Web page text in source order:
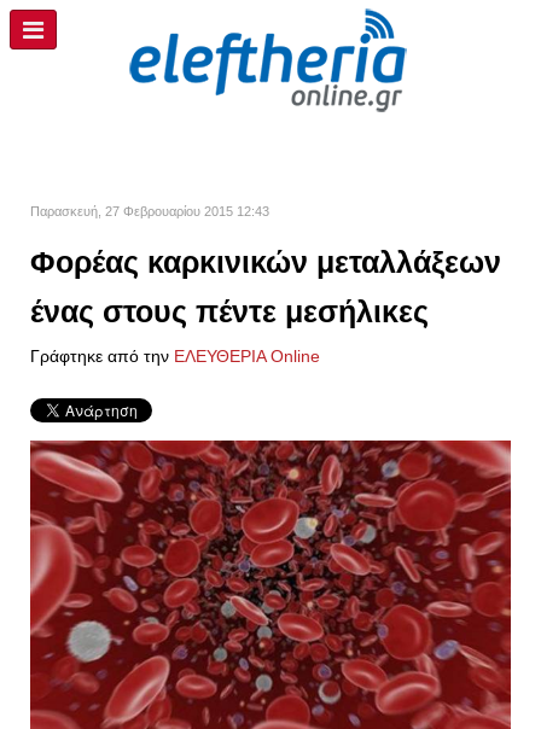
Παρασκευή, 27 Φεβρουαρίου 2015 12:43
Φορέας καρκινικών μεταλλάξεων
ένας στους πέντε μεσήλικες
Γράφτηκε από την ΕΛΕΥΘΕΡΙΑ Online